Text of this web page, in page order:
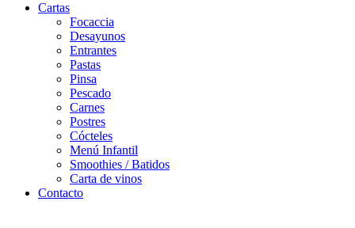
Cartas
Focaccia
Desayunos
Entrantes
Pastas
Pinsa
Pescado
Carnes
Postres
Cócteles
Menú Infantil
Smoothies / Batidos
Carta de vinos
Contacto